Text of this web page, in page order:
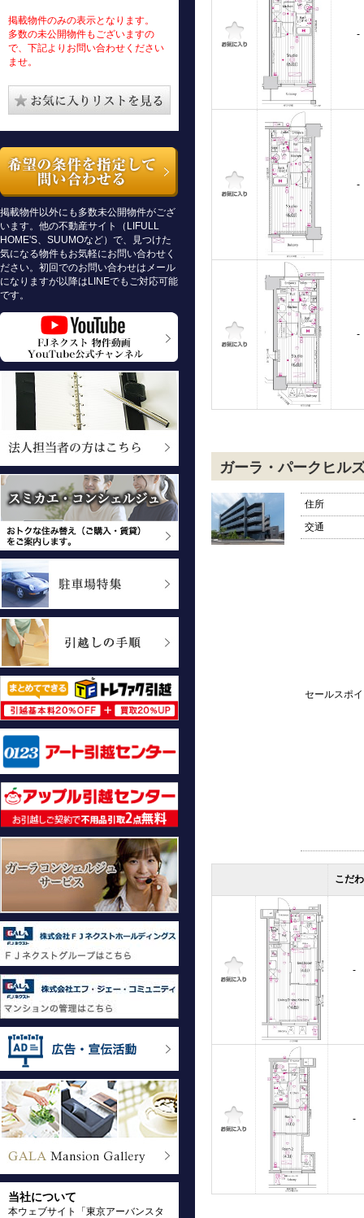
掲載物件のみの表示となります。
多数の未公開物件もございますの
で、下記よりお問い合わせください
ませ。
掲載物件以外にも多数未公開物件がござ
います。他の不動産サイト（LIFULL
HOME'S、SUUMOなど）で、見つけた
気になる物件もお気軽にお問い合わせく
ださい。初回でのお問い合わせはメール
になりますが以降はLINEでもご対応可能
です。
当社について
本ウェブサイト「東京アーバンスタ
-
-
-
ガーラ・パークヒル
住所
交通
セールスポ
こだ
-
-